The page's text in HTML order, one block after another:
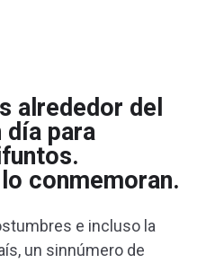
alrededor del
día para
conmemoran.
e incluso la
un sinnúmero de